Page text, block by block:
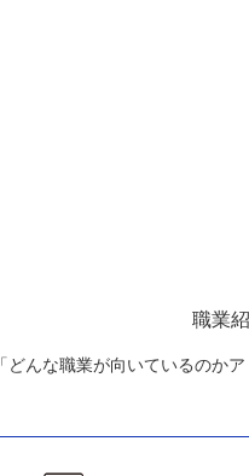
職業
「どんな職業が向いているのか